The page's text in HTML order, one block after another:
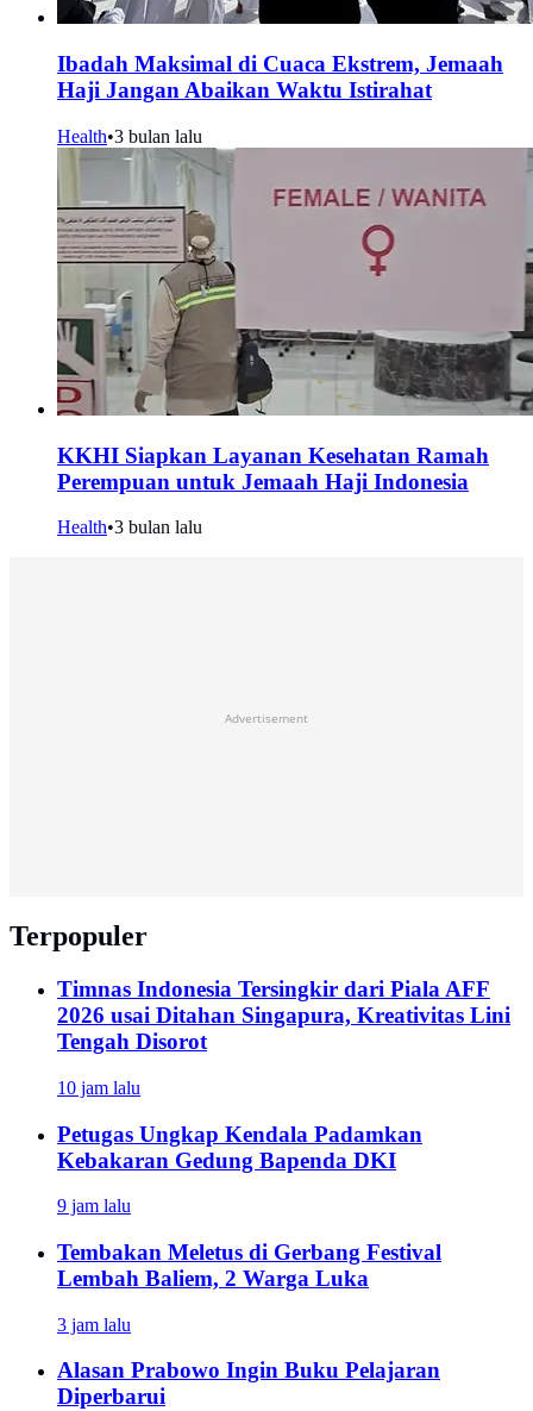
Ibadah Maksimal di Cuaca Ekstrem, Jemaah
Haji Jangan Abaikan Waktu Istirahat
Health•3 bulan lalu
KKHI Siapkan Layanan Kesehatan Ramah
Perempuan untuk Jemaah Haji Indonesia
Health•3 bulan lalu
Advertisement
Terpopuler
Timnas Indonesia Tersingkir dari Piala AFF
2026 usai Ditahan Singapura, Kreativitas Lini
Tengah Disorot
10 jam lalu
Petugas Ungkap Kendala Padamkan
Kebakaran Gedung Bapenda DKI
9 jam lalu
Tembakan Meletus di Gerbang Festival
Lembah Baliem, 2 Warga Luka
3 jam lalu
Alasan Prabowo Ingin Buku Pelajaran
Diperbarui